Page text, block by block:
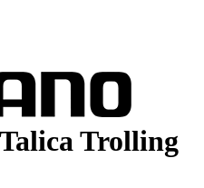
Trolling